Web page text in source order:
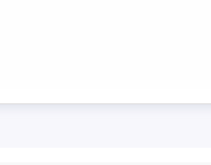
paletilor ...